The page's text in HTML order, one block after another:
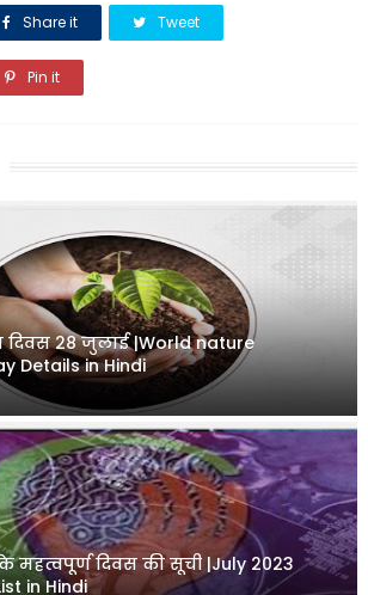
Share it Tweet
Pin it
दिवस 28 जुलाई |World nature
Details in Hindi
महत्वपूर्ण दिवस की सूची |July 2023
in Hindi